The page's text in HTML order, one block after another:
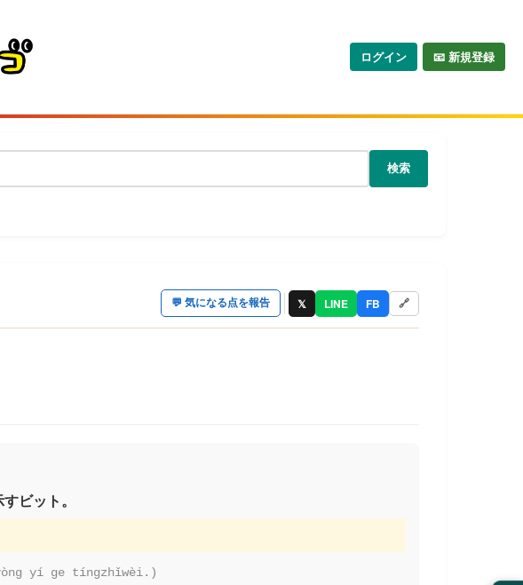
ログイン 📧 新規登録
検索
💬 気になる点を報告 𝕏 LINE FB 🔗
ビット。
yí ge tíngzhǐwèi.)